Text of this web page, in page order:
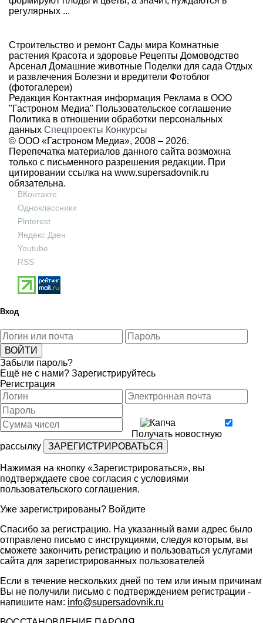
регулярных ...
Строительство и ремонт Сады мира Комнатные
растения Красота и здоровье Рецепты Домоводство
Арсенал Домашние животные Поделки для сада Отдых
и развлечения Болезни и вредители Фотоблог
(фотогалереи)
Редакция Контактная информация Реклама в ООО
"Гастроном Медиа" Пользовательское соглашение
Политика в отношении обработки персональных
данных Спецпроекты Конкурсы
© ООО «Гастроном Медиа», 2008 – 2026.
Перепечатка материалов данного сайта возможна
только с письменного разрешения редакции. При
цитировании ссылка на www.supersadovnik.ru
обязательна.
ВКонтакте
Одноклассники
Pinterest
Яндекс Дзен
Youtube
RSS
Вход
Забыли пароль?
Ещё не с нами? Зарегистрируйтесь
Регистрация
Получать новостную
рассылку
Нажимая на кнопку «Зарегистрироваться», вы
подтверждаете свое согласия с условиями
пользовательского соглашения.
Уже зарегистрированы? Войдите
Спасибо за регистрацию. На указанный вами адрес было
отправлено письмо с инструкциями, следуя которым, вы
сможете закончить регистрацию и пользоваться услугами
сайта для зарегистрированных пользователей
Если в течение нескольких дней по тем или иным причинам
Вы не получили письмо с подтверждением регистрации -
напишите нам: info@supersadovnik.ru